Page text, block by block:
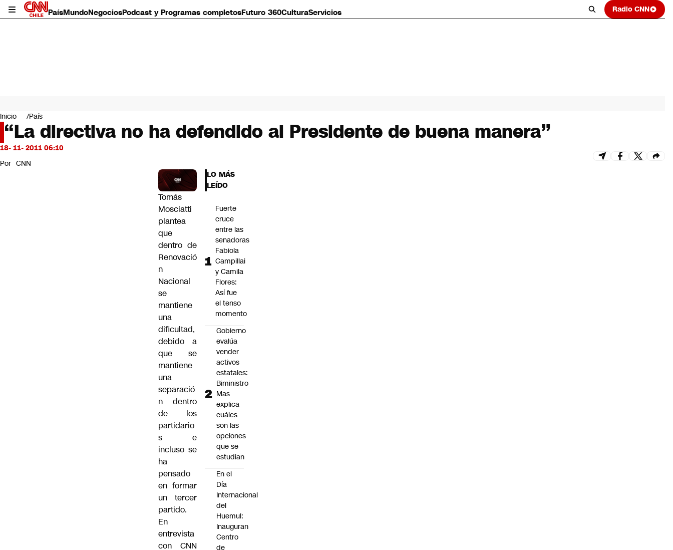
PaísMundoNegociosPodcast y Programas completosFuturo 360CulturaServicios Radio CNN
Mundo
Negocios
Deportes
Programas completos
Servicios
Inicio País
“La directiva no ha defendido al Presidente de buena manera”
18- 11- 2011 06:10
Por CNN
Tomás
Mosciatti
plantea
que
dentro de
Renovació
n
Nacional
se
mantiene
una
dificultad,
debido a
que se
mantiene
una
separació
n dentro
de los
partidario
s e
incluso se
ha
pensado
en formar
un tercer
partido.
En
entrevista
con CNN
LO MÁS
LEÍDO
Fuerte
cruce
entre las
senadoras
Fabiola
Campillai
y Camila
Flores:
Así fue
el tenso
momento
Gobierno
evalúa
vender
activos
estatales:
Biministro
Mas
explica
cuáles
son las
opciones
que se
estudian
En el
Día
Internacional
del
Huemul:
Inauguran
Centro
de